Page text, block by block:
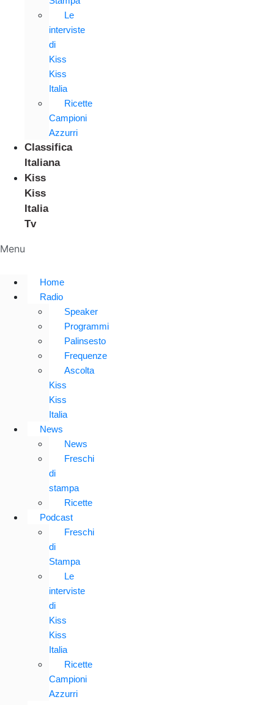
Le
interviste
di
Kiss
Kiss
Italia
Ricette
Campioni
Azzurri
Classifica
Italiana
Kiss
Kiss
Italia
Tv
Menu
Home
Radio
Speaker
Programmi
Palinsesto
Frequenze
Ascolta
Kiss
Kiss
Italia
News
News
Freschi
di
stampa
Ricette
Podcast
Freschi
di
Stampa
Le
interviste
di
Kiss
Kiss
Italia
Ricette
Campioni
Azzurri